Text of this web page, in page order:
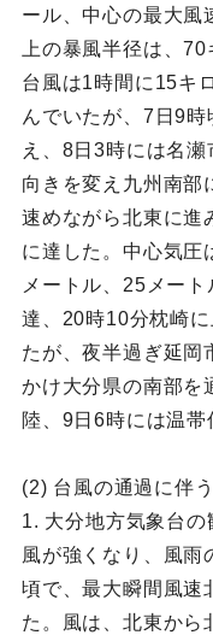
ール、中心の最大風
上の暴風半径は、
台風は1時間に15キ
んでいたが、7日9
え、8日3時には名
向きを変え九州南部
速めながら北東に進
に達した。中心気圧
メートル、25メー
達、20時10分枕崎
たが、夜半過ぎ延岡
かけ大分県の南部を
陸、9日6時には温帯
(2) 台風の通過に伴
1. 大分地方気象台
風が強くなり、風
頃で、最大瞬間風速
た。風は、北東から